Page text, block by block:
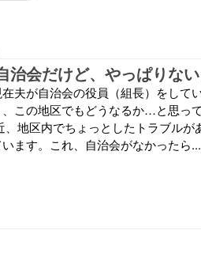
夫が自治会の役員（組長）をしてい
この地区でもどうなるか…と思っ
地区内でちょっとしたトラブルが
ます。これ、自治会がなかったら...